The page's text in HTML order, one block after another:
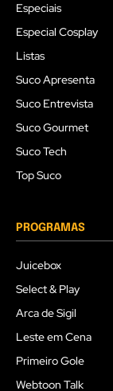
Especiais
Especial Cosplay
Listas
Suco Apresenta
Suco Entrevista
Suco Gourmet
Suco Tech
Top Suco
PROGRAMAS
Juicebox
Select & Play
Arca de Sigil
Leste em Cena
Primeiro Gole
Webtoon Talk